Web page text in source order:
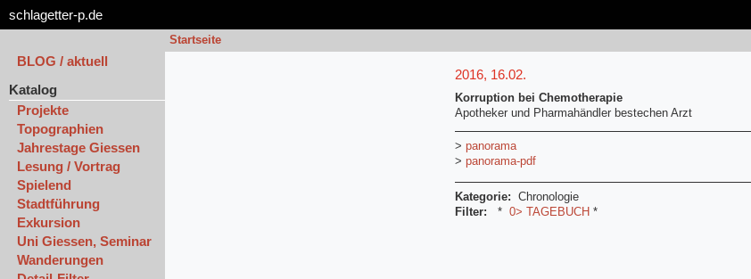
schlagetter-p.de
Startseite
BLOG / aktuell
Katalog
Projekte
Topographien
Jahrestage Giessen
Lesung / Vortrag
Spielend
Stadtführung
Exkursion
Uni Giessen, Seminar
Wanderungen
2016, 16.02.
Korruption bei Chemotherapie
Apotheker und Pharmahändler bestechen Arzt
> panorama
> panorama-pdf
Kategorie: Chronologie
Filter:
* 0> TAGEBUCH *